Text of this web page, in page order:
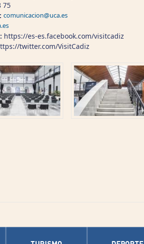
75
comunicacion@uca.es
https://es-es.facebook.com/visitcadiz
twitter.com/VisitCadiz